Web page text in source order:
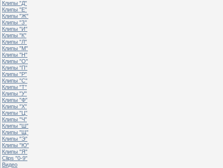
Клипы "Д"
Клипы "Е"
Клипы "Ж"
Клипы "З"
Клипы "И"
Клипы "К"
Клипы "Л"
Клипы "М"
Клипы "Н"
Клипы "О"
Клипы "П"
Клипы "Р"
Клипы "С"
Клипы "Т"
Клипы "У"
Клипы "Ф"
Клипы "Х"
Клипы "Ц"
Клипы "Ч"
Клипы "Ш"
Клипы "Щ"
Клипы "Э"
Клипы "Ю"
Клипы "Я"
Clips "0-9"
Видео